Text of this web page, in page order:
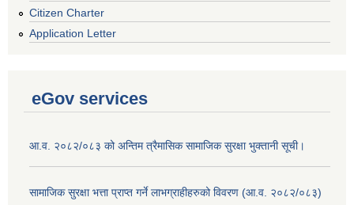
Citizen Charter
Application Letter
eGov services
आ.व. २०८२/०८३ को अन्तिम त्रैमासिक सामाजिक सुरक्षा भुक्तानी सूची।
सामाजिक सुरक्षा भत्ता प्राप्त गर्ने लाभग्राहीहरुको विवरण (आ.व. २०८२/०८३)